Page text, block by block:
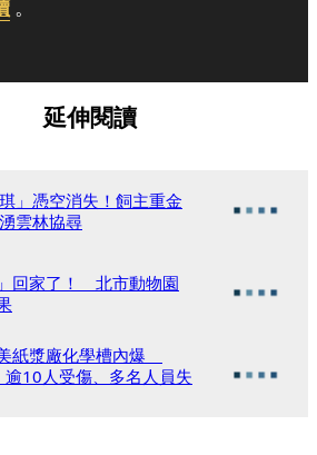
。
延伸閱讀
」憑空消失！飼主重金
雲林協尋
回家了！ 北市動物園
紙漿廠化學槽內爆
逾10人受傷、多名人員失